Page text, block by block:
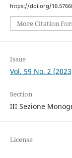
https://doi.org/
More Citation
Issue
Vol. 59 No. 2
Section
III Sezione
License